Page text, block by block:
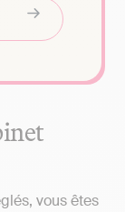
vous êtes